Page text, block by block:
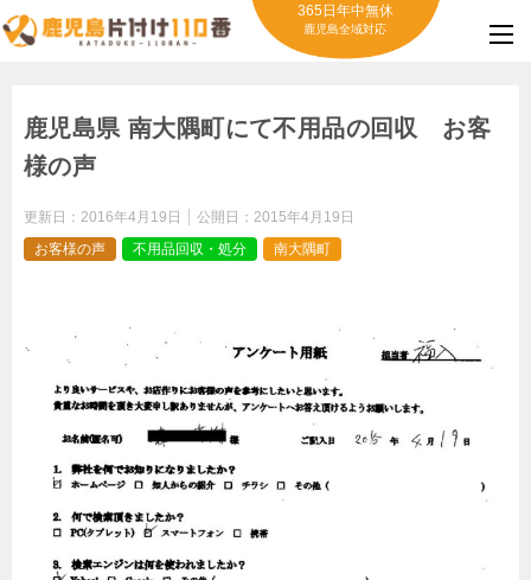
365日年中無休
鹿児島全域対応
鹿児島県 南大隅町にて不用品の回収 お客
様の声
更新日： 2016年4月19日 公開日： 2015年4月19日
お客様の声
不用品回収・処分 南大隅町